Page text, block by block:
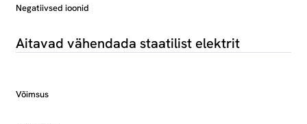
Negatiivsed ioonid
Aitavad vähendada staatilist elektrit
Võimsus